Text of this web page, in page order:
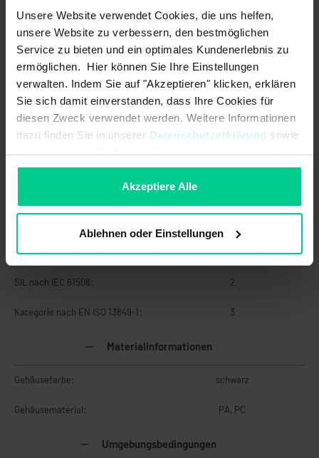
Unsere Website verwendet Cookies, die uns helfen,
unsere Website zu verbessern, den bestmöglichen
Service zu bieten und ein optimales Kundenerlebnis zu
ermöglichen. Hier können Sie Ihre Einstellungen
verwalten. Indem Sie auf "Akzeptieren" klicken, erklären
Sie sich damit einverstanden, dass Ihre Cookies für
diesen Zweck verwendet werden. Weitere Informationen
dazu finden Sie in unserer Datenschutzerklärung sowie
imImpressum. Sollten Sie hiermit nicht einverstanden
sein, können Sie die Verwendung von Cookies hier
Akzeptiere Alle
Ablehnen oder Einstellungen
Schaltstrom max. am
Kontrollausgang:
0,1 A
Betriebsspannung max.: 26,4 V DC
Sicherheitstechnische Kennwerte
SIL CL nach IEC 62061: 2
Hardware Fehlertoleranz (HFT) nach
IEC 61508:
SIL nach IEC 61508: 2
Kategorie nach EN ISO 13849-1: 3
Materialinformationen
Gehäusefarbe: schwarz
Gehäusematerial: PA, PC
Umgebungsbedingungen